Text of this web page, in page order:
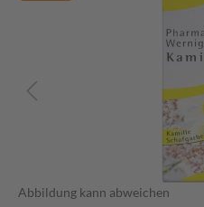
Abbildung kann abweichen